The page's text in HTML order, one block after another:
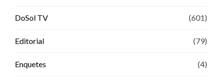
DoSol TV (601)
Editorial (79)
Enquetes (4)